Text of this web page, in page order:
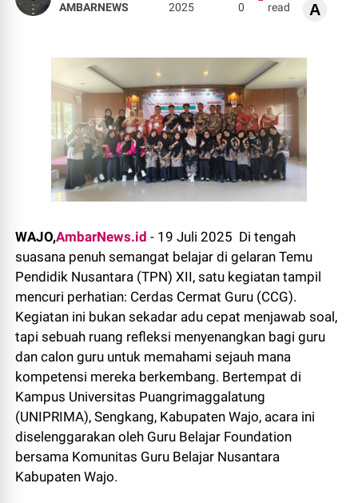
AMBARNEWS
2025
0
read
A
WAJO,AmbarNews.id - 19 Juli 2025 Di tengah
suasana penuh semangat belajar di gelaran Temu
Pendidik Nusantara (TPN) XII, satu kegiatan tampil
mencuri perhatian: Cerdas Cermat Guru (CCG).
Kegiatan ini bukan sekadar adu cepat menjawab soal,
tapi sebuah ruang refleksi menyenangkan bagi guru
dan calon guru untuk memahami sejauh mana
kompetensi mereka berkembang. Bertempat di
Kampus Universitas Puangrimaggalatung
(UNIPRIMA), Sengkang, Kabupaten Wajo, acara ini
diselenggarakan oleh Guru Belajar Foundation
bersama Komunitas Guru Belajar Nusantara
Kabupaten Wajo.